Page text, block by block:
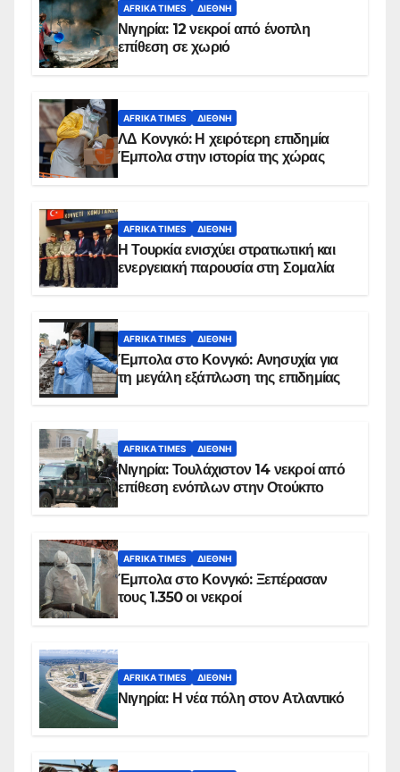
AFRIKA TIMES ΔΙΕΘΝΉ
Νιγηρία: 12 νεκροί από ένοπλη
επίθεση σε χωριό
AFRIKA TIMES ΔΙΕΘΝΉ
ΛΔ Κονγκό: Η χειρότερη επιδημία
Έμπολα στην ιστορία της χώρας
AFRIKA TIMES ΔΙΕΘΝΉ
Η Τουρκία ενισχύει στρατιωτική και
ενεργειακή παρουσία στη Σομαλία
AFRIKA TIMES ΔΙΕΘΝΉ
Έμπολα στο Κονγκό: Ανησυχία για
τη μεγάλη εξάπλωση της επιδημίας
AFRIKA TIMES ΔΙΕΘΝΉ
Νιγηρία: Τουλάχιστον 14 νεκροί από
επίθεση ενόπλων στην Οτούκπο
AFRIKA TIMES ΔΙΕΘΝΉ
Έμπολα στο Κονγκό: Ξεπέρασαν
τους 1.350 οι νεκροί
AFRIKA TIMES ΔΙΕΘΝΉ
Νιγηρία: Η νέα πόλη στον Ατλαντικό